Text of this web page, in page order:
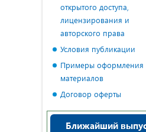
открытого доступа,
лицензирования и
авторского права
Условия публикации
Примеры оформления
материалов
Договор оферты
Ближайший